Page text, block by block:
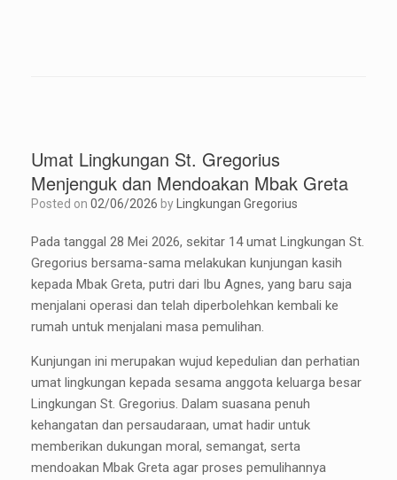
Umat Lingkungan St. Gregorius
Menjenguk dan Mendoakan Mbak Greta
Posted on 02/06/2026 by Lingkungan Gregorius
Pada tanggal 28 Mei 2026, sekitar 14 umat Lingkungan St.
Gregorius bersama-sama melakukan kunjungan kasih
kepada Mbak Greta, putri dari Ibu Agnes, yang baru saja
menjalani operasi dan telah diperbolehkan kembali ke
rumah untuk menjalani masa pemulihan.
Kunjungan ini merupakan wujud kepedulian dan perhatian
umat lingkungan kepada sesama anggota keluarga besar
Lingkungan St. Gregorius. Dalam suasana penuh
kehangatan dan persaudaraan, umat hadir untuk
memberikan dukungan moral, semangat, serta
mendoakan Mbak Greta agar proses pemulihannya